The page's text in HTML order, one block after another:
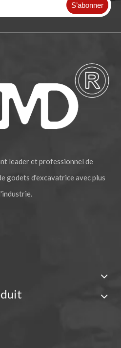
S’abonner
leader et professionnel de
godets d'excavatrice avec plus